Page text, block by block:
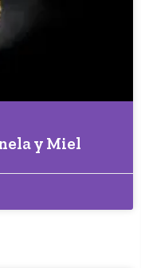
y Miel